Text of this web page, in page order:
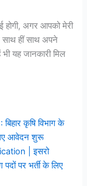
अगर आपको मेरी
हीं साथ अपने
यह जानकारी मिल
कृषि विभाग के
आवेदन शुरू
| इसरो
पर भर्ती के लिए